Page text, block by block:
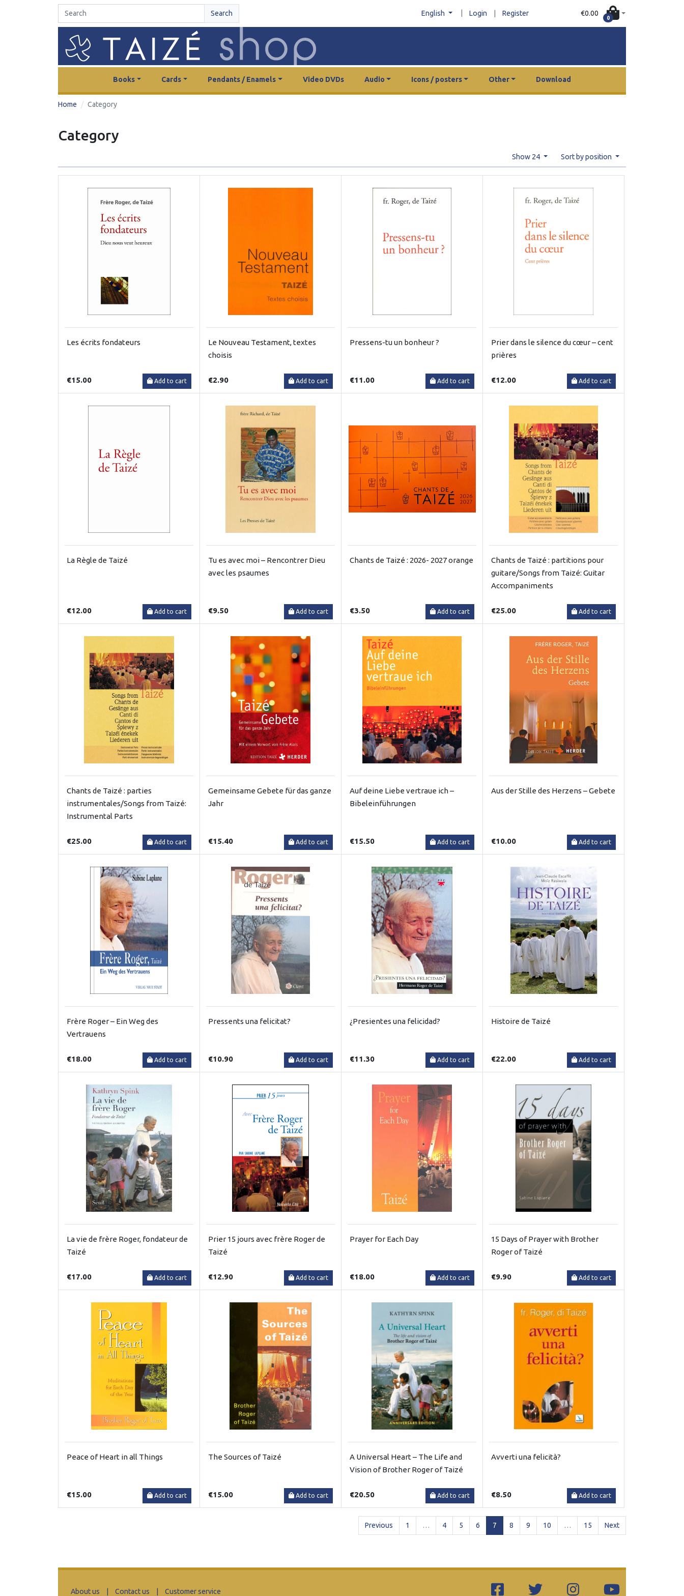
Search English Login Register €0.00
0
Books Cards Pendants / Enamels Video DVDs Audio Icons / posters Other Download
Home Category
Category
Show 24 Sort by position
Les écrits fondateurs
€15.00 Add to cart
Le Nouveau Testament, textes
choisis
€2.90 Add to cart
Pressens-tu un bonheur ?
€11.00 Add to cart
Prier dans le silence du cœur – cent
prières
€12.00 Add to cart
La Règle de Taizé
€12.00 Add to cart
Tu es avec moi – Rencontrer Dieu
avec les psaumes
€9.50 Add to cart
Chants de Taizé : 2026- 2027 orange
€3.50 Add to cart
Chants de Taizé : partitions pour
guitare/Songs from Taizé: Guitar
Accompaniments
€25.00 Add to cart
Chants de Taizé : parties
instrumentales/Songs from Taizé:
Instrumental Parts
€25.00 Add to cart
Gemeinsame Gebete für das ganze
Jahr
€15.40 Add to cart
Auf deine Liebe vertraue ich –
Bibeleinführungen
€15.50 Add to cart
Aus der Stille des Herzens – Gebete
€10.00 Add to cart
Frère Roger – Ein Weg des
Vertrauens
€18.00 Add to cart
Pressents una felicitat?
€10.90 Add to cart
¿Presientes una felicidad?
€11.30 Add to cart
Histoire de Taizé
€22.00 Add to cart
La vie de frère Roger, fondateur de
Taizé
€17.00 Add to cart
Prier 15 jours avec frère Roger de
Taizé
€12.90 Add to cart
Prayer for Each Day
€18.00 Add to cart
15 Days of Prayer with Brother
Roger of Taizé
€9.90 Add to cart
Peace of Heart in all Things
€15.00 Add to cart
The Sources of Taizé
€15.00 Add to cart
A Universal Heart – The Life and
Vision of Brother Roger of Taizé
€20.50 Add to cart
Avverti una felicità?
€8.50 Add to cart
Previous 1 … 4 5 6 7 (current)
8 9 10 … 15 Next
About us | Contact us | Customer service